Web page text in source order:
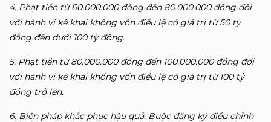
4. Phạt tiền từ 60.000.000 đồng đến 80.000.000 đồng đối
với hành vi kê khai khống vốn điều lệ có giá trị từ 50 tỷ
đồng đến dưới 100 tỷ đồng.
5. Phạt tiền từ 80.000.000 đồng đến 100.000.000 đồng đối
với hành vi kê khai khống vốn điều lệ có giá trị từ 100 tỷ
đồng trở lên.
6. Biện pháp khắc phục hậu quả: Buộc đăng ký điều chỉnh